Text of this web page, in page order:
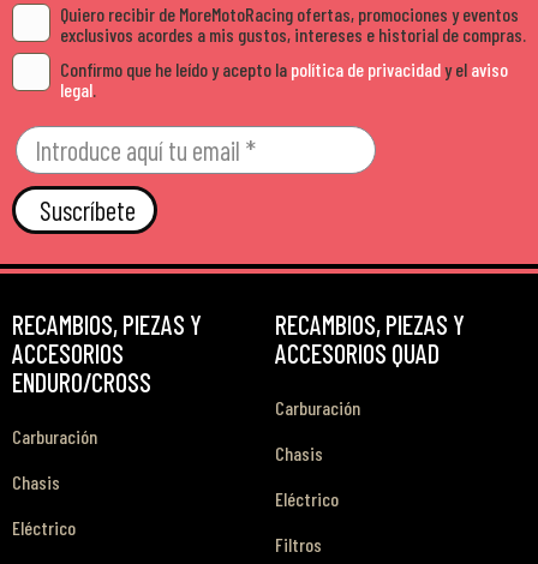
Quiero recibir de MoreMotoRacing ofertas, promociones y eventos
exclusivos acordes a mis gustos, intereses e historial de compras.
Confirmo que he leído y acepto la política de privacidady el aviso
legal
Suscríbete
RECAMBIOS, PIEZAS Y
ACCESORIOS
ENDURO/CROSS
Carburación
Chasis
Eléctrico
RECAMBIOS, PIEZAS Y
ACCESORIOS QUAD
Carburación
Chasis
Eléctrico
Filtros